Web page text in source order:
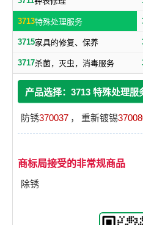
3713特殊处理服务
3715家具的修复、保养
3717杀菌，灭虫，消毒服务
产品选择：3713 特殊处理服
防锈370037 ， 重新镀锡
商标局接受的非常规商品
除锈